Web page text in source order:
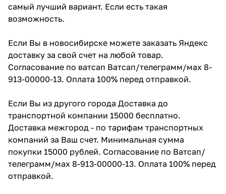
самый лучший вариант. Если есть такая
возможность.
Если Вы в новосибирске можете заказать Яндекс
доставку за свой счет на любой товар.
Согласование по ватсап Ватсап/телеграмм/мах 8-
913-00000-13. Оплата 100% перед отправкой.
Если Вы из другого города Доставка до
транспортной компании 15000 бесплатно.
Доставка межгород - по тарифам транспортных
компаний за Ваш счет. Минимальная сумма
покупки 15000 рублей. Согласование по Ватсап/
телеграмм/мах 8-913-00000-13. Оплата 100% перед
отправкой.